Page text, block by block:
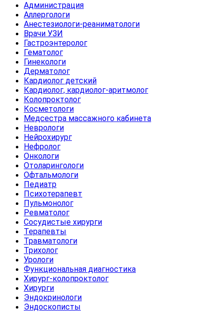
Администрация
Аллергологи
Анестезиологи-реаниматологи
Врачи УЗИ
Гастроэнтеролог
Гематолог
Гинекологи
Дерматолог
Кардиолог детский
Кардиолог, кардиолог-аритмолог
Колопроктолог
Косметологи
Медсестра массажного кабинета
Неврологи
Нейрохирург
Нефролог
Онкологи
Отоларингологи
Офтальмологи
Педиатр
Психотерапевт
Пульмонолог
Ревматолог
Сосудистые хирурги
Терапевты
Травматологи
Трихолог
Урологи
Функциональная диагностика
Хирург-колопроктолог
Хирурги
Эндокринологи
Эндоскописты